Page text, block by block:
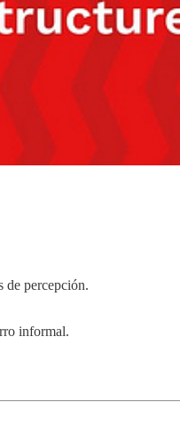
de percepción.
informal.